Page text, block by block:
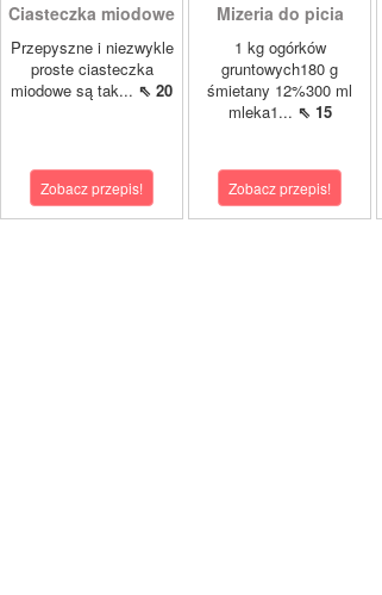
Ciasteczka miodowe
Przepyszne i niezwykle
proste ciasteczka
miodowe są tak... ⇖ 20
Zobacz przepis!
Mizeria do picia
1 kg ogórków
gruntowych180 g
śmietany 12%300 ml
mleka1... ⇖ 15
Zobacz przepis!